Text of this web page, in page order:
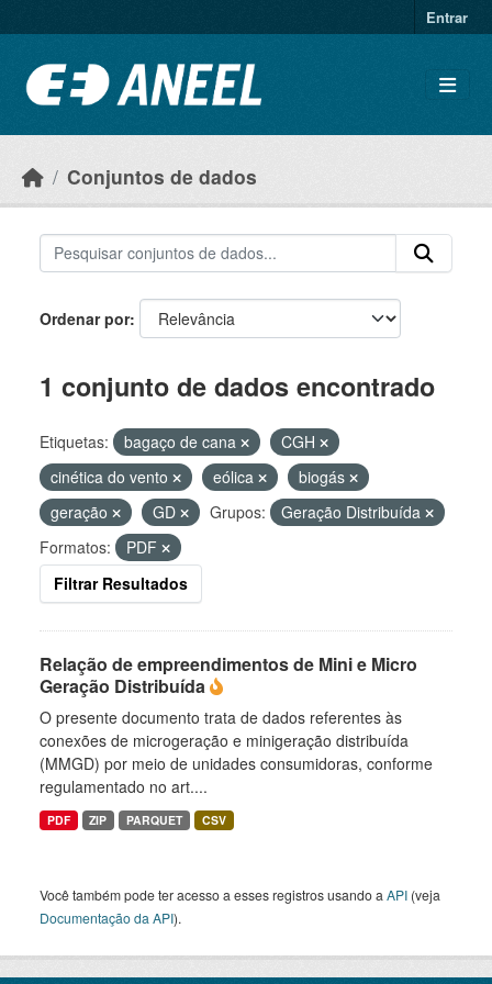
Entrar
Conjuntos de dados
Ordenar por
1 conjunto de dados encontrado
Etiquetas: bagaço de cana
CGH
cinética do vento
eólica
biogás
geração
GD Grupos:
Geração Distribuída
Formatos:
PDF
Filtrar Resultados
Relação de empreendimentos de Mini e Micro
Geração Distribuída
O presente documento trata de dados referentes às
conexões de microgeração e minigeração distribuída
(MMGD) por meio de unidades consumidoras, conforme
regulamentado no art....
PDF ZIP PARQUET CSV
Você também pode ter acesso a esses registros usando a API (veja
Documentação da API).